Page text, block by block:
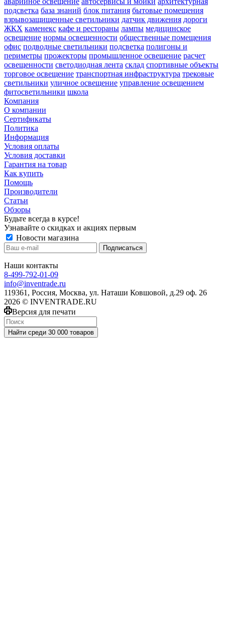
подсветка база знаний блок питания бытовые помещения
взрывозащищенные светильники датчик движения дороги
ЖКХ каменекс кафе и рестораны лампы медицинское
освещение нормы освещенности общественные помещения
офис подводные светильники подсветка полигоны и
периметры прожекторы промышленное освещение расчет
освещенности светодиодная лента склад спортивные объекты
торговое освещение транспортная инфраструктура трековые
светильники уличное освещение управление освещением
фитосветильники школа
Компания
О компании
Сертификаты
Политика
Информация
Условия оплаты
Условия доставки
Гарантия на товар
Как купить
Помощь
Производители
Статьи
Обзоры
Будьте всегда в курсе!
Узнавайте о скидках и акциях первым
Новости магазина
Наши контакты
8-499-792-01-09
info@inventrade.ru
119361, Россия, Москва, ул. Наташи Ковшовой, д.29 оф. 26
2026 © INVENTRADE.RU
Версия для печати
Найти среди 30 000 товаров